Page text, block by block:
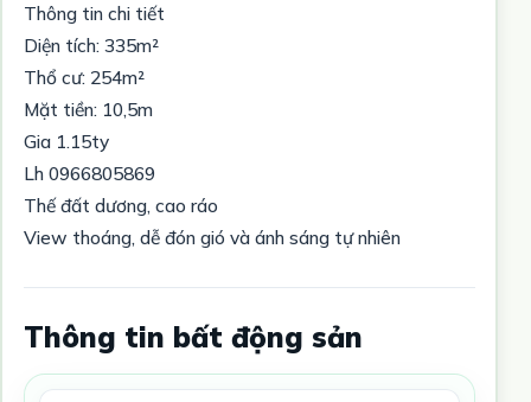
Thông tin chi tiết
Diện tích: 335m²
Thổ cư: 254m²
Mặt tiền: 10,5m
Gia 1.15ty
Lh 0966805869
Thế đất dương, cao ráo
View thoáng, dễ đón gió và ánh sáng tự nhiên
Thông tin bất động sản